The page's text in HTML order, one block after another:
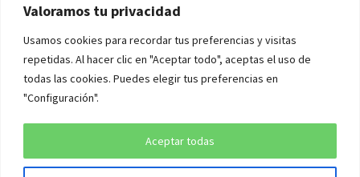
Valoramos tu privacidad
Usamos cookies para recordar tus preferencias y visitas
repetidas. Al hacer clic en "Aceptar todo", aceptas el uso de
todas las cookies. Puedes elegir tus preferencias en
"Configuración".
Aceptar todas
AVISO LEGAL Y POLÍTICAS
Aviso legal
Política de cookies